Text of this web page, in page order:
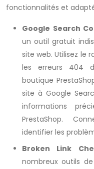
fonctionnalités et
Google Search
un outil gratuit
site web. Utilisez le
les erreurs 404
boutique
site à Google
informations
PrestaShop.
identifier les
Broken Link
nombreux outils